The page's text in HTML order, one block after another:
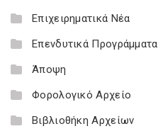
Επιχειρηματικά Νέα
Επενδυτικά Προγράμματα
Άποψη
Φορολογικό Αρχείο
Βιβλιοθήκη Αρχείων